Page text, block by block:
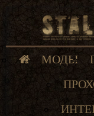
МОДЫ